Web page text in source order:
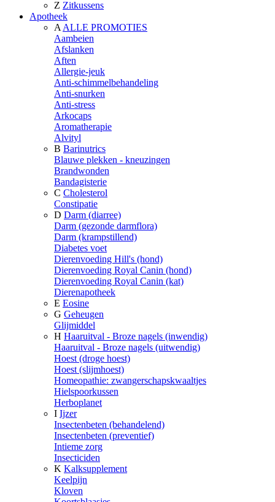
Z Zitkussens
Apotheek
A ALLE PROMOTIES
Aambeien
Afslanken
Aften
Allergie-jeuk
Anti-schimmelbehandeling
Anti-snurken
Anti-stress
Arkocaps
Aromatherapie
Alvityl
B Barinutrics
Blauwe plekken - kneuzingen
Brandwonden
Bandagisterie
C Cholesterol
Constipatie
D Darm (diarree)
Darm (gezonde darmflora)
Darm (krampstillend)
Diabetes voet
Dierenvoeding Hill's (hond)
Dierenvoeding Royal Canin (hond)
Dierenvoeding Royal Canin (kat)
Dierenapotheek
E Eosine
G Geheugen
Glijmiddel
H Haaruitval - Broze nagels (inwendig)
Haaruitval - Broze nagels (uitwendig)
Hoest (droge hoest)
Hoest (slijmhoest)
Homeopathie: zwangerschapskwaaltjes
Hielspoorkussen
Herboplanet
I Ijzer
Insectenbeten (behandelend)
Insectenbeten (preventief)
Intieme zorg
Insecticiden
K Kalksupplement
Keelpijn
Kloven